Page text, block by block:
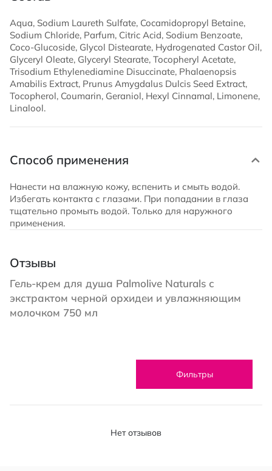
Aqua, Sodium Laureth Sulfate, Cocamidopropyl Betaine,
Sodium Chloride, Parfum, Citric Acid, Sodium Benzoate,
Coco-Glucoside, Glycol Distearate, Hydrogenated Castor Oil,
Glyceryl Oleate, Glyceryl Stearate, Tocopheryl Acetate,
Trisodium Ethylenediamine Disuccinate, Phalaenopsis
Amabilis Extract, Prunus Amygdalus Dulcis Seed Extract,
Tocopherol, Coumarin, Geraniol, Hexyl Cinnamal, Limonene,
Linalool.
Способ применения
Нанести на влажную кожу, вспенить и смыть водой.
Избегать контакта с глазами. При попадании в глаза
тщательно промыть водой. Только для наружного
применения.
Отзывы
Гель-крем для душа Palmolive Naturals с
экстрактом черной орхидеи и увлажняющим
молочком 750 мл
Фильтры
Нет отзывов